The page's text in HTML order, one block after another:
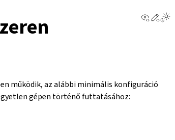
View
működik, az alábbi minimális konfiguráció
gépen történő futtatásához: